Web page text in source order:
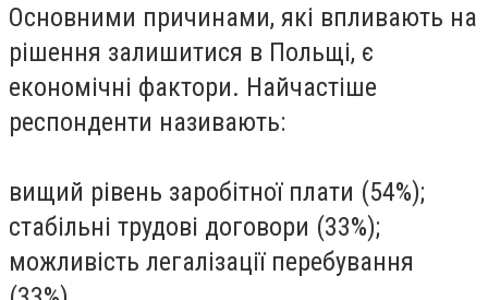
Основними причинами, які впливають на
рішення залишитися в Польщі, є
економічні фактори. Найчастіше
респонденти називають:
вищий рівень заробітної плати (54%);
стабільні трудові договори (33%);
можливість легалізації перебування